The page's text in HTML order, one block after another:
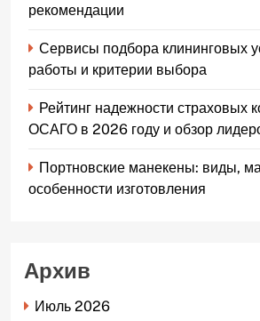
рекомендации
Сервисы подбора клининговых
работы и критерии выбора
Рейтинг надежности страховых
ОСАГО в 2026 году и обзор
Портновские манекены: виды,
особенности изготовления
Архив
Июль 2026